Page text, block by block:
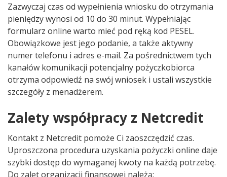
Zazwyczaj czas od wypełnienia wniosku do otrzymania
pieniędzy wynosi od 10 do 30 minut. Wypełniając
formularz online warto mieć pod ręką kod PESEL.
Obowiązkowe jest jego podanie, a także aktywny
numer telefonu i adres e-mail. Za pośrednictwem tych
kanałów komunikacji potencjalny pożyczkobiorca
otrzyma odpowiedź na swój wniosek i ustali wszystkie
szczegóły z menadżerem.
Zalety współpracy z Netcredit
Kontakt z Netcredit pomoże Ci zaoszczędzić czas.
Uproszczona procedura uzyskania pożyczki online daje
szybki dostęp do wymaganej kwoty na każdą potrzebę.
Do zalet organizacji finansowej należą: